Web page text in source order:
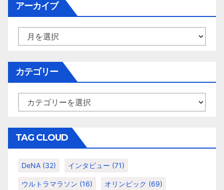
アーカイブ
ー
イ
ブ
カテゴリー
テ
リ
ー
TAG CLOUD
DeNA (32) インタビュー (71)
ウルトラマラソン (16) オリンピック (69)